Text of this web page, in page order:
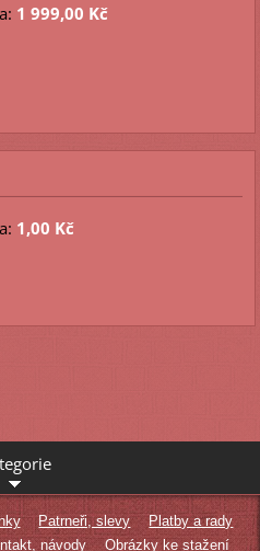
1 999,00 Kč
1,00 Kč
Patrneři, slevy
Platby a rady
návody Obrázky ke stažení